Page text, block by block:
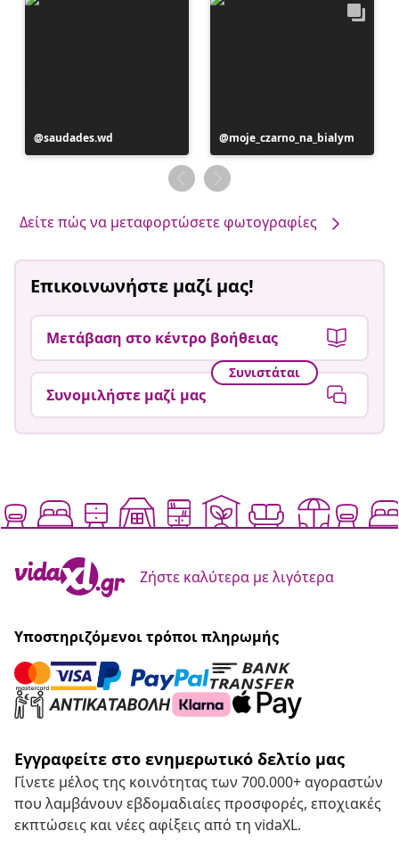
Η
ανάρτηση
saudades.wd
Η
ανάρτηση
δημοσιεύθηκε
από
moje_czarno_na_bialym
Δείτε πώς να μεταφορτώσετε φωτογραφίες
Επικοινωνήστε μαζί μας!
Μετάβαση στο κέντρο βοήθειας
Συνιστάται
Συνομιλήστε μαζί μας
Ζήστε καλύτερα με λιγότερα
Υποστηριζόμενοι τρόποι πληρωμής
Εγγραφείτε στο ενημερωτικό δελτίο μας
Γίνετε μέλος της κοινότητας των 700.000+ αγοραστών
που λαμβάνουν εβδομαδιαίες προσφορές, εποχιακές
εκπτώσεις και νέες αφίξεις από τη vidaXL.